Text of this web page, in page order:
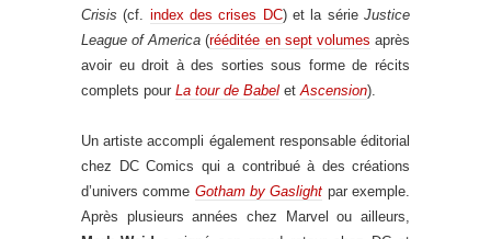
Crisis (cf. index des crises DC) et la sérieJustice
League of America (rééditée en sept volumes après
avoir eu droit à des sorties sous forme de récits
complets pour La tour de Babel etAscension).
Un artiste accompli également responsable éditorial
chez DC Comics qui a contribué à des créations
d’univers comme Gotham by Gaslight par exemple.
Après plusieurs années chez Marvel ou ailleurs,